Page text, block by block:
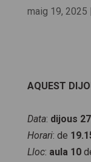
maig 19, 2025 |
AQUEST
Data: dijous 27
Horari: de
Lloc: aula 10